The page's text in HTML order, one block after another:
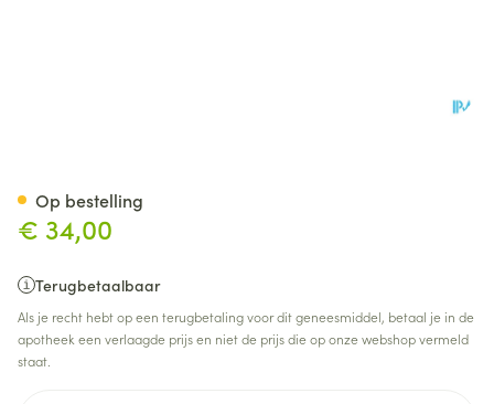
€ 34,00
Terugbetaalbaar
Als je recht hebt op een terugbetaling voor dit geneesmiddel, betaal je in de
apotheek een verlaagde prijs en niet de prijs die op onze webshop vermeld
staat.
Op bestelling